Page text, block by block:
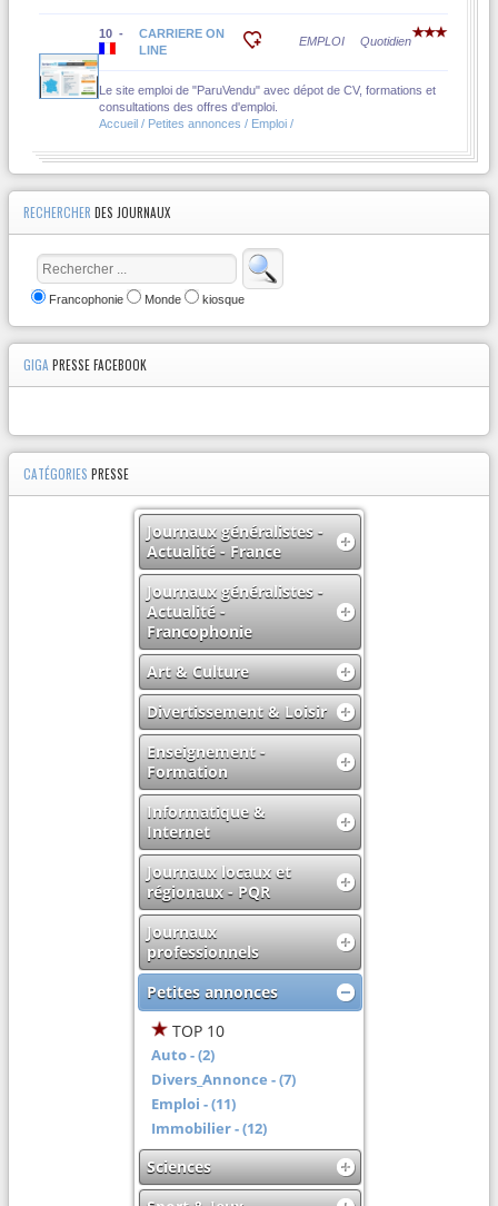
10 -
CARRIERE ON
LINE
EMPLOI Quotidien
Le site emploi de "ParuVendu" avec dépot de CV, formations et
consultations des offres d'emploi.
Accueil / Petites annonces / Emploi /
RECHERCHER DES JOURNAUX
Francophonie Monde kiosque
GIGAPRESSE FACEBOOK
CATÉGORIES PRESSE
Journaux généralistes -
Actualité - France
Journaux généralistes -
Actualité -
Francophonie
Art & Culture
Divertissement & Loisir
Enseignement -
Formation
Informatique &
Internet
Journaux locaux et
régionaux - PQR
Journaux
professionnels
Petites annonces
TOP 10
Auto - (2)
Divers_Annonce - (7)
Emploi - (11)
Immobilier - (12)
Sciences